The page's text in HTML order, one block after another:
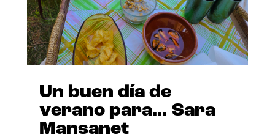
Un buen día de
verano para… Sara
Mansanet